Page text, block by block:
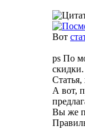
Вот
ps По
скидки.
А вот,
Вы же